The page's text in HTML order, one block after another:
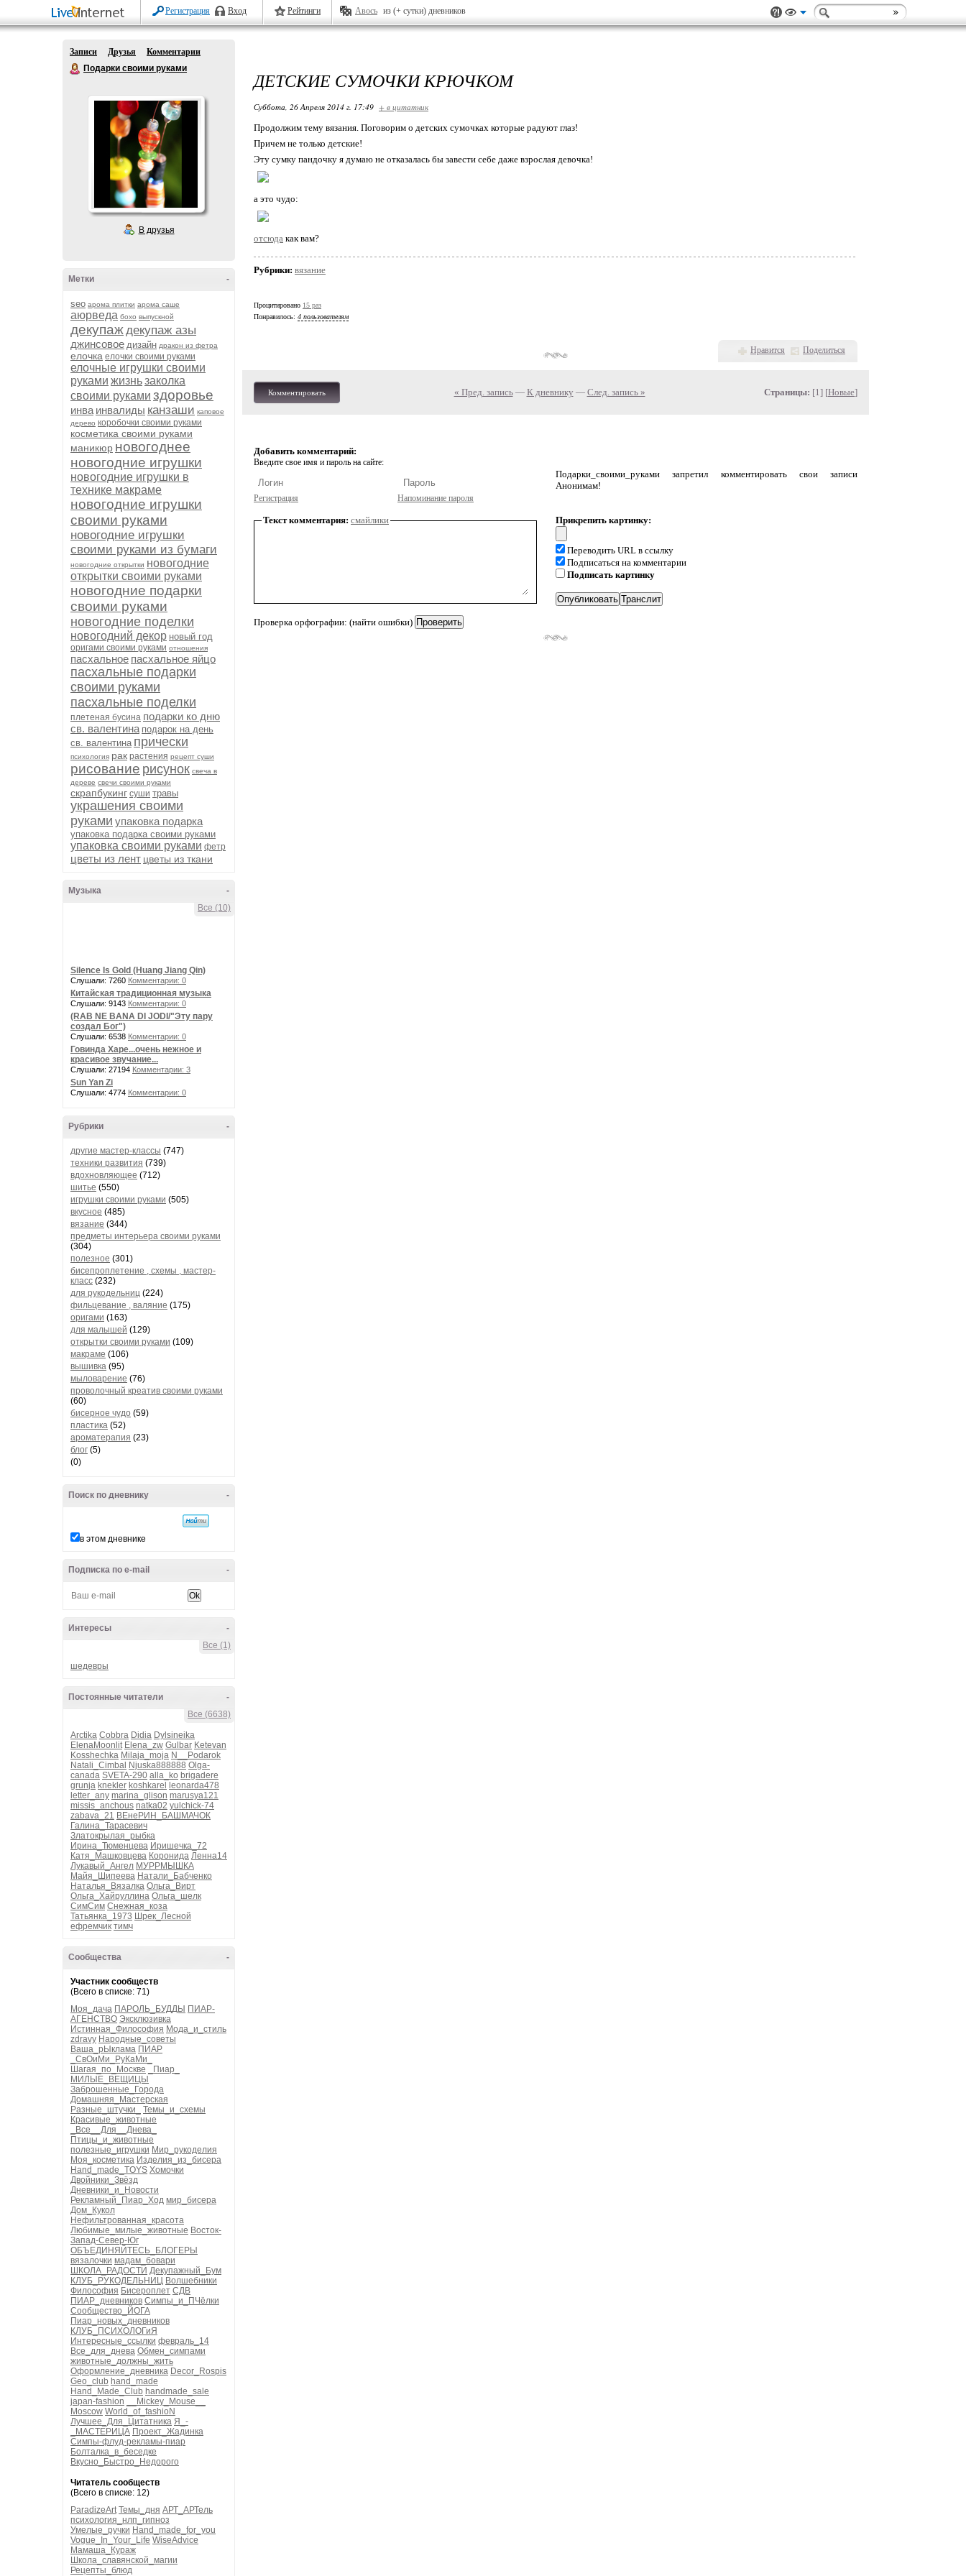
Регистрация Вход Рейтинги Авось из (+ сутки) дневников
Записи Друзья
Комментарии
Подарки своими руками
В друзья
-
Метки
seo арома плитки арома саше
аюрведа бохо выпускной
декупаждекупаж азы
джинсовое дизайн дракон из фетра
елочка елочки своими руками
елочные игрушки своими
руками жизньзаколка
своими руками здоровье
инва инвалиды канзаши каповое
дерево коробочки своими руками
косметика своими руками
маникюр новогоднее
новогодние игрушки
новогодние игрушки в
технике макраме
новогодние игрушки
своими руками
новогодние игрушки
своими руками из бумаги
новогодние открытки новогодние
открытки своими руками
новогодние подарки
своими руками
новогодние поделки
новогодний декор новый год
оригами своими руками отношения
пасхальное пасхальное яйцо
пасхальные подарки
своими руками
пасхальные поделки
плетеная бусина подарки ко дню
св. валентина подарок на день
св. валентина прически
психология рак растения рецепт суши
рисование рисунок свеча в
дереве свечи своими руками
скрапбукинг суши травы
украшения своими
руками упаковка подарка
упаковка подарка своими руками
упаковка своими руками фетр
цветы из лент цветы из ткани
-
Музыка
Все (10)
Silence Is Gold (Huang Jiang Qin)
Слушали: 7260 Комментарии: 0
Китайская традиционная музыка
Слушали: 9143 Комментарии: 0
(RAB NE BANA DI JODI/"Эту пару
создал Бог")
Слушали: 6538 Комментарии: 0
Говинда Харе...очень нежное и
красивое звучание...
Слушали: 27194 Комментарии: 3
Sun Yan Zi
Слушали: 4774 Комментарии: 0
-
Рубрики
другие мастер-классы (747)
техники развития (739)
вдохновляющее (712)
шитье (550)
игрушки своими руками (505)
вкусное (485)
вязание (344)
предметы интерьера своими руками
(304)
полезное (301)
бисепроплетение , схемы , мастер-
класс (232)
для рукодельниц (224)
фильцевание , валяние (175)
оригами (163)
для малышей (129)
открытки своими руками (109)
макраме (106)
вышивка (95)
мыловарение (76)
проволочный креатив своими руками
(60)
бисерное чудо (59)
пластика (52)
ароматерапия (23)
блог (5)
(0)
-
Поиск по дневнику
в этом дневнике
-
Подписка по e-mail
-
Интересы
Все (1)
шедевры
-
Постоянные читатели
Все (6638)
Arctika Cobbra Didia Dylsineika
ElenaMoonlit Elena_zw Gulbar Ketevan
Kosshechka Milaja_moja N__Podarok
Natali_Cimbal Njuska888888 Olga-
canada SVETA-290 alla_ko brigadere
grunja knekler koshkarel
leonarda478
letter_any marina_glison marusya121
missis_anchous natka02 yulchick-74
zabava_21 ВЕнеРИН_БАШМАЧОК
Галина_Тарасевич
Златокрылая_рыбка
Ирина_Тюменцева Иришечка_72
Катя_Машковцева Коронида Ленна14
Лукавый_Ангел МУРРМЫШКА
Майя_Шипеева Натали_Бабченко
Наталья_Вязалка Ольга_Вирт
Ольга_Хайруллина Ольга_шелк
СимСим Снежная_коза
Татьянка_1973 Шрек_Лесной
ефремчик тимч
-
Сообщества
Участник сообществ
(Всего в списке: 71)
Моя_дача ПАРОЛЬ_БУДДЫ ПИАР-
АГЕНСТВО Эксклюзивка
Истинная_Философия Мода_и_стиль
zdravy Народные_советы
Ваша_рЫклама ПИАР
_СвОиМи_РуКаМи_
Шагая_по_Москве
_Пиар_
МИЛЫЕ_ВЕЩИЦЫ
Заброшенные_Города
Домашняя_Мастерская
Разные_штучки_
Темы_и_схемы
Красивые_животные
_Все__Для__Днева_
Птицы_и_животные
полезные_игрушки Мир_рукоделия
Моя_косметика Изделия_из_бисера
Hand_made_TOYS Хомочки
Двойники_Звёзд
Дневники_и_Новости
Рекламный_Пиар_Ход мир_бисера
Дом_Кукол
Нефильтрованная_красота
Любимые_милые_животные Восток-
Запад-Север-Юг
ОБЪЕДИНЯЙТЕСЬ_БЛОГЕРЫ
вязалочки мадам_бовари
ШКОЛА_РАДОСТИ Декупажный_Бум
КЛУБ_РУКОДЕЛЬНИЦ Волшебники
Философия Бисероплет СДВ
ПИАР_дневников Симпы_и_ПЧёлки
Сообщество_ЙОГА
Пиар_новых_дневников
КЛУБ_ПСИХОЛОГиЯ
Интересные_ссылки февраль_14
Все_для_днева Обмен_симпами
животные_должны_жить
Оформление_дневника Decor_Rospis
Geo_club hand_made
Hand_Made_Club handmade_sale
japan-fashion
__Mickey_Mouse__
Moscow World_of_fashioN
Лучшее_Для_Цитатника Я_-
_МАСТЕРИЦА Проект_Жадинка
Симпы-флуд-рекламы-пиар
Болталка_в_беседке
Вкусно_Быстро_Недорого
Читатель сообществ
(Всего в списке: 12)
ParadizeArt Темы_дня АРТ_АРТель
психология_нлп_гипноз
Умелые_ручки Hand_made_for_you
Vogue_In_Your_Life WiseAdvice
Мамаша_Кураж
Школа_славянской_магии
Рецепты_блюд
ДЕТСКИЕ СУМОЧКИ КРЮЧКОМ
Суббота, 26 Апреля 2014 г. 17:49 + в цитатник
Продолжим тему вязания. Поговорим о детских сумочках которые радуют глаз!
Причем не только детские!
Эту сумку пандочку я думаю не отказалась бы завести себе даже взрослая девочка!
а это чудо:
отсюда как вам?
Рубрики: вязание
Процитировано 15 раз
Понравилось: 4 пользователям
Нравится Поделиться
Комментировать « Пред. запись— К дневнику — След. запись » Страницы: [1] [Новые]
Добавить комментарий:
Введите свое имя и пароль на сайте:
Регистрация Напоминание пароля
Подарки_своими_руками запретил комментировать свои записи
Анонимам!
Текст комментария: смайлики
Проверка орфографии: (найти ошибки)
Прикрепить картинку:
Переводить URL в ссылку
Подписаться на комментарии
Подписать картинку